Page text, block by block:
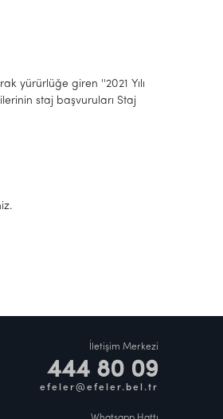
yürürlüğe giren ''2021 Yılı
staj başvuruları Staj
İletişim Merkezi
444 80 09
efeler@efeler.bel.tr